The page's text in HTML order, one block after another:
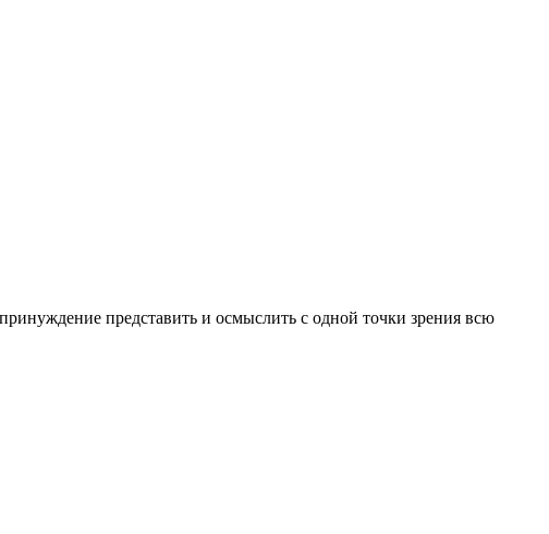
представить и осмыслить с одной точки зрения всю